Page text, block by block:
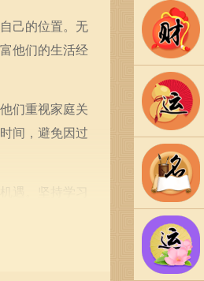
己的位置。无
他们的生活经
们重视家庭关
间，避免因过
遇。坚持学习
够帮助他们在